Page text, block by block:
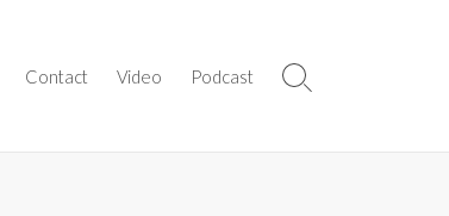
Contact Video Podcast
Search